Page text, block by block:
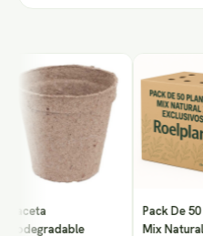
Pack De 50
Mix Natural Xl